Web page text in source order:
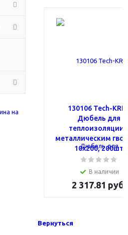
130106 Tech-
Дюбель для
теплоизоляции
металлическим
10х200, 200шт
В наличии
2 317.81 руб.
Вернуться